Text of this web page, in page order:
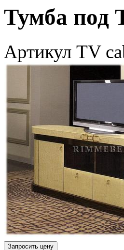
Тумба под
Артикул TV
Запросить цену